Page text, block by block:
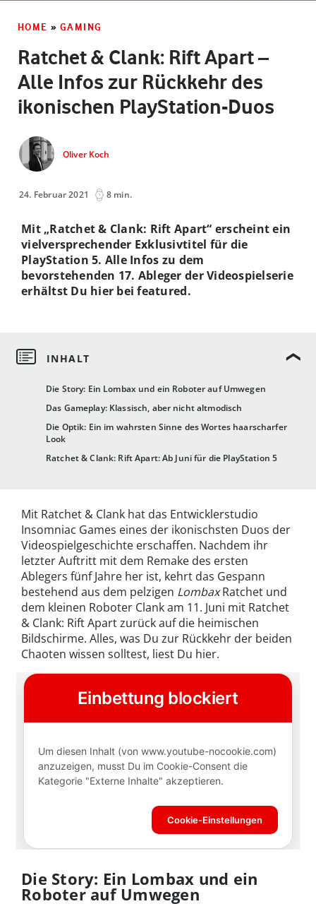
HOME » GAMING
Ratchet & Clank: Rift Apart –
Alle Infos zur Rückkehr des
ikonischen PlayStation-Duos
Oliver Koch
24. Februar 2021 8 min.
Die Story: Ein Lombax und ein Roboter auf Umwegen
Das Gameplay: Klassisch, aber nicht altmodisch
Die Optik: Ein im wahrsten Sinne des Wortes haarscharfer
Look
Ratchet & Clank: Rift Apart: Ab Juni für die PlayStation 5
Mit „Ratchet & Clank: Rift Apart“ erscheint ein
vielversprechender Exklusivtitel für die
PlayStation 5. Alle Infos zu dem
bevorstehenden 17. Ableger der Videospielserie
erhältst Du hier bei featured.
Mit Ratchet & Clank hat das Entwicklerstudio
Insomniac Games eines der ikonischsten Duos der
Videospielgeschichte erschaffen. Nachdem ihr
letzter Auftritt mit dem Remake des ersten
Ablegers fünf Jahre her ist, kehrt das Gespann
bestehend aus dem pelzigen LombaxRatchet und
dem kleinen Roboter Clank am 11. Juni mit Ratchet
& Clank: Rift Apart zurück auf die heimischen
Bildschirme. Alles, was Du zur Rückkehr der beiden
Chaoten wissen solltest, liest Du hier.
Die Story: Ein Lombax und ein
Roboter auf Umwegen